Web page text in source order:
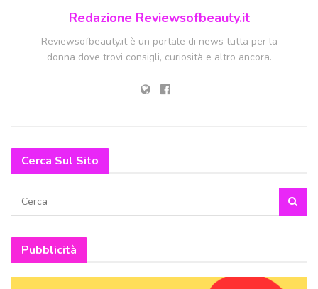
Redazione Reviewsofbeauty.it
Reviewsofbeauty.it è un portale di news tutta per la
donna dove trovi consigli, curiosità e altro ancora.
Cerca Sul Sito
Pubblicità